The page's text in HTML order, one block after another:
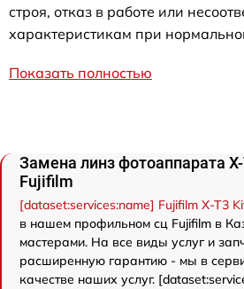
строя, отказ в работе или
характеристикам при
Показать полностью
Замена линз фотоаппарата
Fujifilm
[dataset:services:name] Fujifilm X-T3
в нашем профильном сц Fujifilm в
мастерами. На все виды услуг и
расширенную гарантию - мы в
качестве наших услуг.